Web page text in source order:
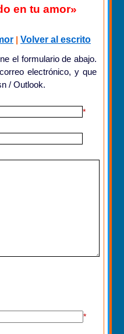
en tu amor»
| Volver al escrito
el formulario de abajo.
electrónico, y que
/ Outlook.
*
*